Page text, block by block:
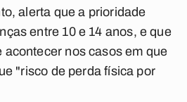
alerta que a prioridade
entre 10 e 14 anos, e que
acontecer nos casos em que
"risco de perda física por